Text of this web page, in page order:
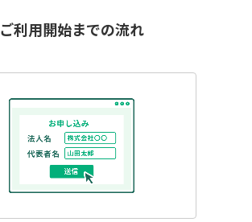
ご利用開始までの流れ